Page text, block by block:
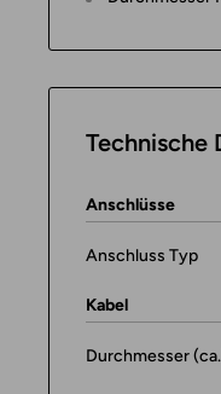
Technische
Anschlüsse
Anschluss Typ
Kabel
Durchmesser